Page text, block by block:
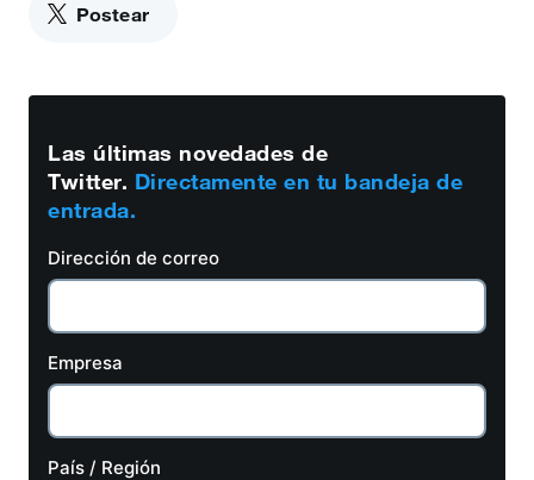
Postear
Las últimas novedades de
Twitter. Directamente en tu bandeja de
entrada.
Dirección de correo
Empresa
País / Región